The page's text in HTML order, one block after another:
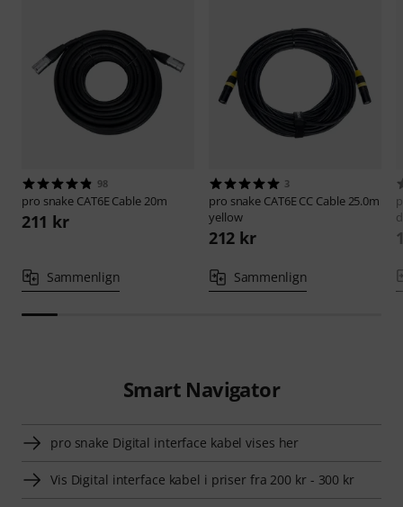
98
pro snake CAT6E Cable 20m
211 kr
Sammenlign
3
pro snake CAT6E CC Cable 25.0m
yellow
212 kr
Sammenlign
Smart Navigator
pro snake Digital interface kabel vises her
Vis Digital interface kabel i priser fra 200 kr - 300 kr